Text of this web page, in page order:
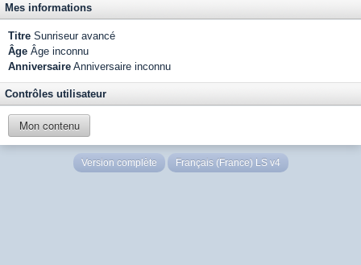
Mes informations
Titre Sunriseur avancé
Âge Âge inconnu
Anniversaire Anniversaire inconnu
Contrôles utilisateur
Mon contenu
Version complète Français (France) LS v4